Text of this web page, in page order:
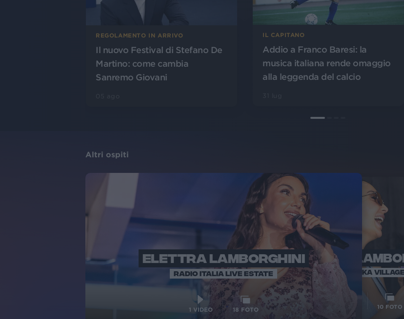
REGOLAMENTO IN ARRIVO
Il nuovo Festival di Stefano De
Martino: come cambia
Sanremo Giovani
IL CAPITANO
Addio a Franco Baresi: la
musica italiana rende omaggio
alla leggenda del calcio
Altri ospiti
ELETTRA LAMBORGHINI
RADIO ITALIA LIVE ESTATE
1 VIDEO 18 FOTO
ELETTRA
VOI TANKA VILLAGE
10 FOTO